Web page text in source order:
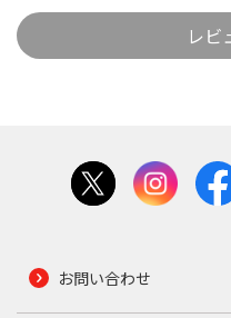
レビ
お問い合わせ